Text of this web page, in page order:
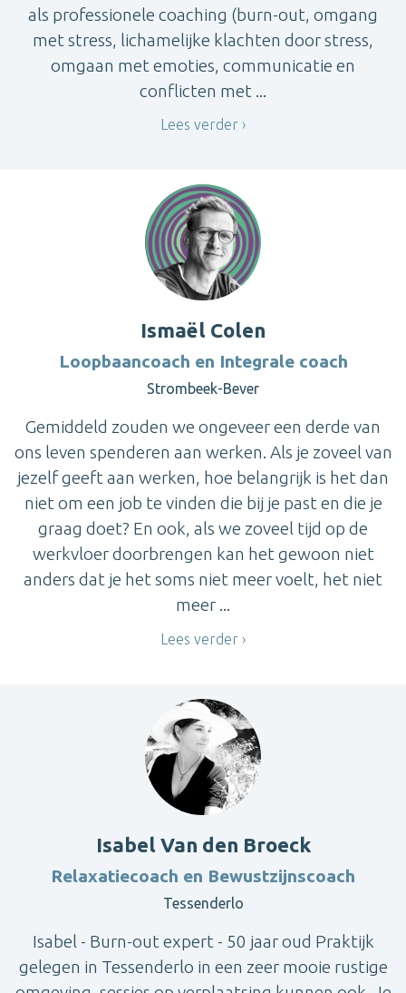
als professionele coaching (burn-out, omgang
met stress, lichamelijke klachten door stress,
omgaan met emoties, communicatie en
conflicten met ...
Lees verder
Ismaël Colen
Loopbaancoach en Integrale coach
Strombeek-Bever
Gemiddeld zouden we ongeveer een derde van
ons leven spenderen aan werken. Als je zoveel van
jezelf geeft aan werken, hoe belangrijk is het dan
niet om een job te vinden die bij je past en die je
graag doet? En ook, als we zoveel tijd op de
werkvloer doorbrengen kan het gewoon niet
anders dat je het soms niet meer voelt, het niet
meer ...
Lees verder
Isabel Van den Broeck
Relaxatiecoach en Bewustzijnscoach
Tessenderlo
Isabel - Burn-out expert - 50 jaar oud Praktijk
gelegen in Tessenderlo in een zeer mooie rustige